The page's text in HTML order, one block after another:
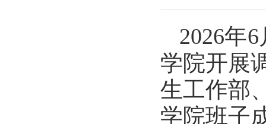
2026年
学院开展
生工作部
学院班子